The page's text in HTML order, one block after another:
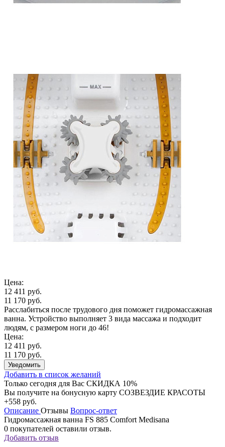
Цена:
12 411 руб.
11 170 руб.
Расслабиться после трудового дня поможет гидромассажная
ванна. Устройство выполняет 3 вида массажа и подходит
людям, с размером ноги до 46!
Цена:
12 411 руб.
11 170 руб.
Уведомить
Добавить в список желаний
Только сегодня для Вас СКИДКА 10%
Вы получите на бонусную карту СОЗВЕЗДИЕ КРАСОТЫ
+558 руб.
Описание Отзывы Вопрос-ответ
Гидромассажная ванна FS 885 Comfort Medisana
0 покупателей оставили отзыв.
Добавить отзыв